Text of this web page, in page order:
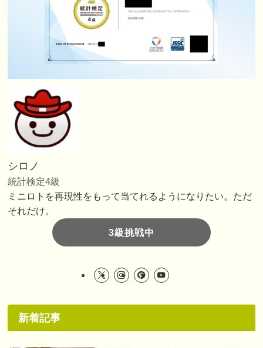
シロノ
統計検定4級
ミニロトを再現性をもって当てれるようになりたい。ただ
それだけ。
3級挑戦中
新着記事